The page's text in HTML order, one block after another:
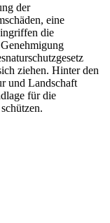
ng der
schäden, eine
ngriffen die
Genehmigung
ziehen. Hinterden
und Landschaft
fürdie